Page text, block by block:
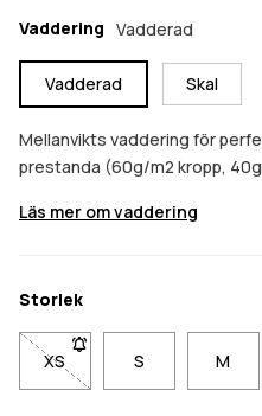
Vaddering Vadderad
Vadderad Skal
Mellanvikts vaddering för
prestanda (60g/m2 kropp,
Läs mer om vaddering
Storlek
XS- Storlek XS är inte
S M